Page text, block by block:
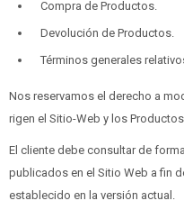
Compra de Productos.
Devolución de Productos.
Términos generales
Nos reservamos el derecho a
rigen el Sitio-Web y los
El cliente debe consultar de
publicados en el Sitio Web a fin
establecido en la versión actual.